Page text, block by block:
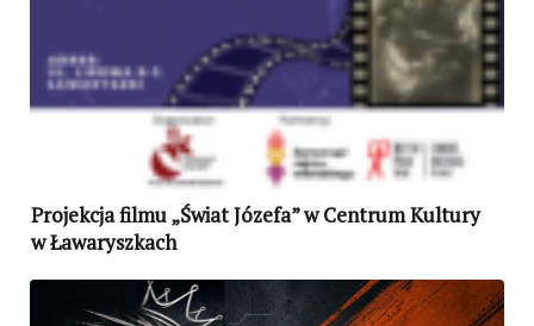
Projekcja filmu „Świat Józefa” w Centrum Kultury
w Ławaryszkach